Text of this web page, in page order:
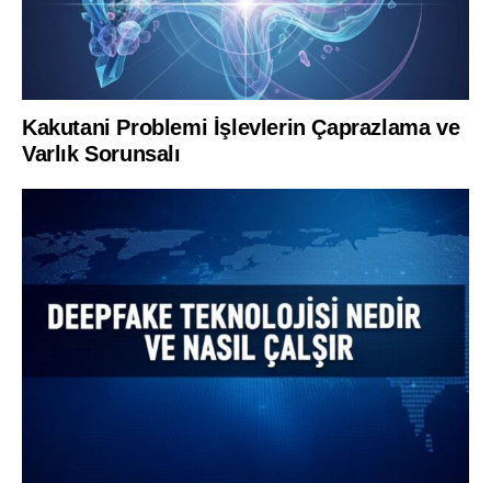
Kakutani Problemi İşlevlerin Çaprazlama ve
Varlık Sorunsalı